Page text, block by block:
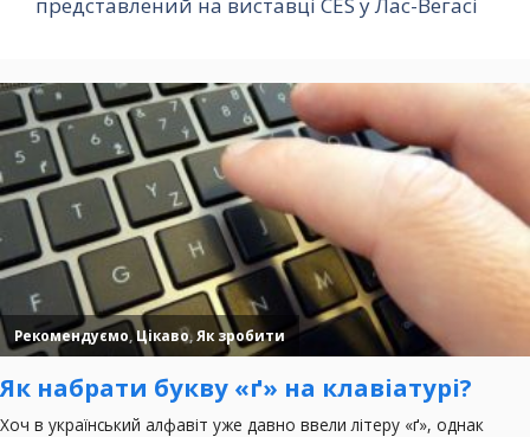
представлений на виставці CES у Лас-Вегасі